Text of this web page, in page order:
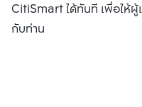
CitiSmart ได้ทันที เพื่อให้ผู้เ
กับท่าน